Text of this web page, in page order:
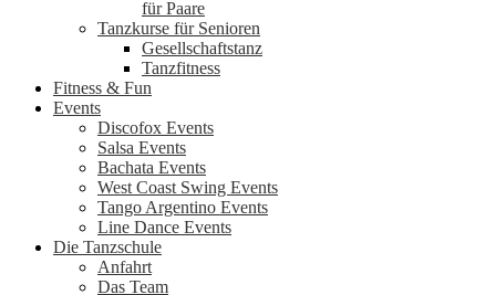
für Paare
Tanzkurse für Senioren
Gesellschaftstanz
Tanzfitness
Fitness & Fun
Events
Discofox Events
Salsa Events
Bachata Events
West Coast Swing Events
Tango Argentino Events
Line Dance Events
Die Tanzschule
Anfahrt
Das Team